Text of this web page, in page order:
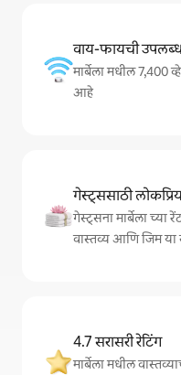
वाय-फायची
मार्बेला मधील
आहे
गेस्ट्ससाठी
गेस्ट्सना मार्बेला
वास्तव्य आणि जिम
4.7 सरासरी रेटिंग
मार्बेला मधील